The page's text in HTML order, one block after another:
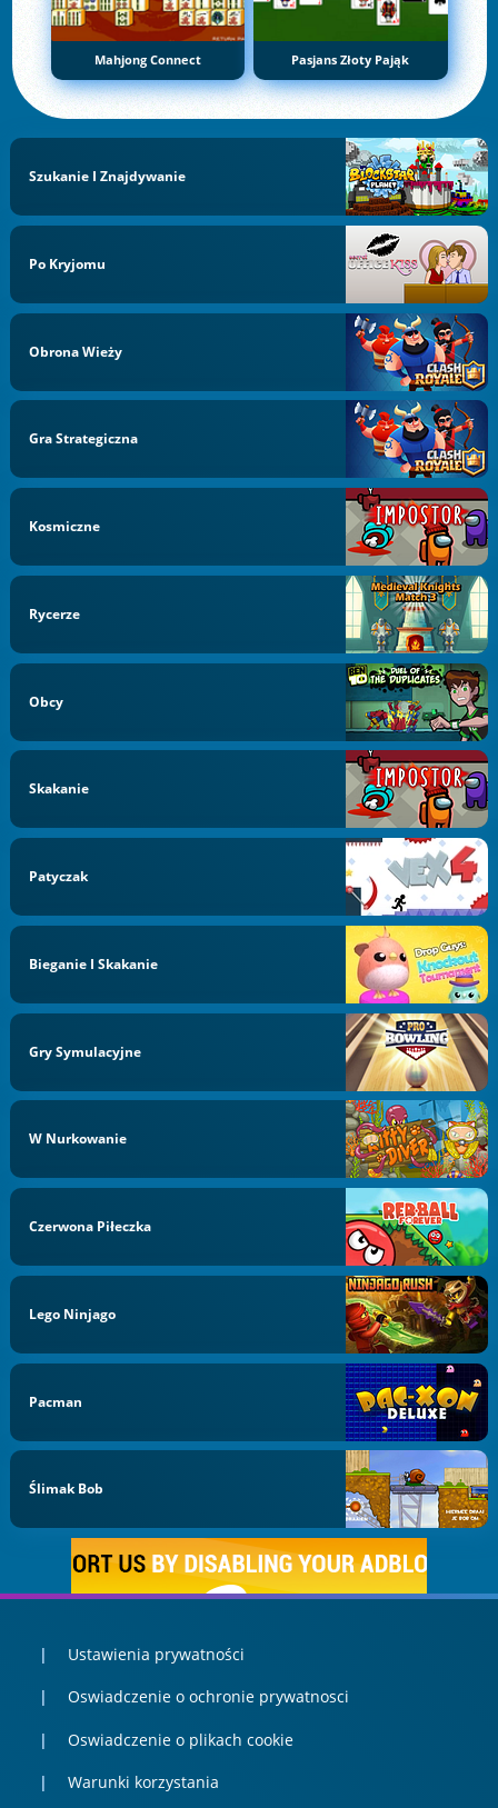
Mahjong Connect Pasjans Złoty Pająk
Szukanie I Znajdywanie
Po Kryjomu
Obrona Wieży
Gra Strategiczna
Kosmiczne
Rycerze
Obcy
Skakanie
Patyczak
Bieganie I Skakanie
Gry Symulacyjne
W Nurkowanie
Czerwona Piłeczka
Lego Ninjago
Pacman
Ślimak Bob
Ustawienia prywatności
Oswiadczenie o ochronie prywatnosci
Oswiadczenie o plikach cookie
Warunki korzystania